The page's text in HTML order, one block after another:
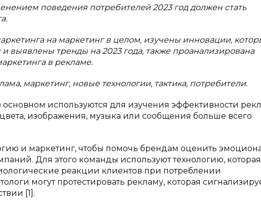
поведения потребителей 2023 год должен стать
на маркетинг в целом, изучены инновации,
выявлены тренды на 2023 года, также проанализирована
в рекламе.
маркетинг, новые технологии, тактика, потребители.
используются для изучения эффективности
изображения, музыка или сообщения больше всего
и маркетинг, чтобы помочь брендам оценить
Для этого команды используют технологию, которая
реакции клиентов при потреблении
могут протестировать рекламу, которая
[1].